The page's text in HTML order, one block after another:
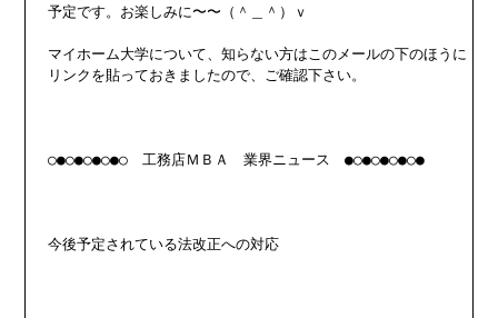
予定です。お楽しみに〜〜（＾＿＾）ｖ
マイホーム大学について、知らない方はこのメールの下のほうに
リンクを貼っておきましたので、ご確認下さい。
○●○●○●○●○　工務店ＭＢＡ　業界ニュース　●○●○●○●○●
今後予定されている法改正への対応